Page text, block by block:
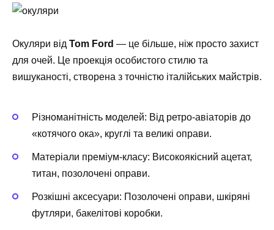
Окуляри від Tom Ford — це більше, ніж просто захист
для очей. Це проекція особистого стилю та
вишуканості, створена з точністю італійських майстрів.
Різноманітність моделей: Від ретро-авіаторів до
«котячого ока», круглі та великі оправи.
Матеріали преміум-класу: Високоякісний ацетат,
титан, позолочені оправи.
Розкішні аксесуари: Позолочені оправи, шкіряні
футляри, бакелітові коробки.